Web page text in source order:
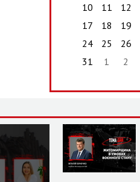
10
11 12
17
18 19
24
25 26
31
1 2